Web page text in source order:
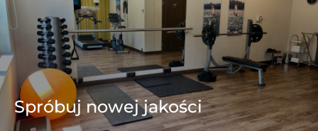
Spróbuj nowej jakości